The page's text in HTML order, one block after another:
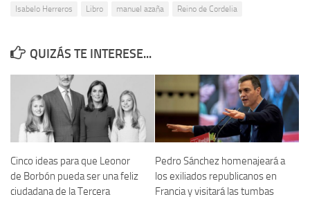
Isabelo Herreros
Libro manuel azaña Reino de Cordelia
QUIZÁS TE INTERESE...
Cinco ideas para que Leonor
de Borbón pueda ser una feliz
ciudadana de la Tercera
Pedro Sánchez homenajeará a
los exiliados republicanos en
Francia y visitará las tumbas